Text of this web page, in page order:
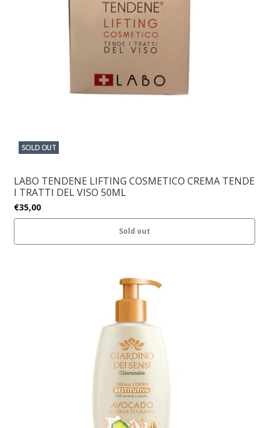
SOLD OUT
LABO TENDENE LIFTING COSMETICO CREMA TENDE
I TRATTI DEL VISO 50ML
€35,00
Sold out